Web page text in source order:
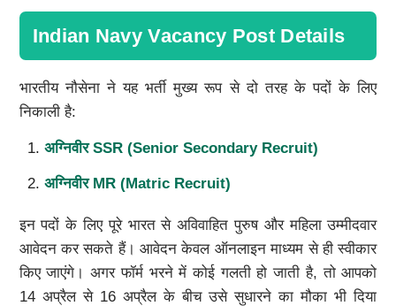
Indian Navy Vacancy Post Details
भारतीय नौसेना ने यह भर्ती मुख्य रूप से दो तरह के पदों के लिए
निकाली है:
अग्निवीरSSR (Senior Secondary Recruit)
अग्निवीर MR (Matric Recruit)
इन पदों के लिए पूरे भारत से अविवाहित पुरुष और महिला उम्मीदवार
आवेदन कर सकते हैं। आवेदन केवल ऑनलाइन माध्यम से ही स्वीकार
किए जाएंगे। अगर फॉर्म भरने में कोई गलती हो जाती है, तो आपको
14 अप्रैल से 16 अप्रैल के बीच उसे सुधारने का मौका भी दिया